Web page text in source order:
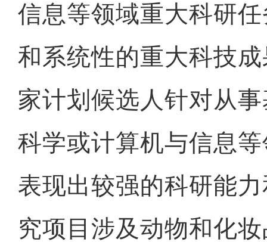
信息等领域重大科研
和系统性的重大科技
家计划候选人针对从
科学或计算机与信息
表现出较强的科研能
究项目涉及动物和化